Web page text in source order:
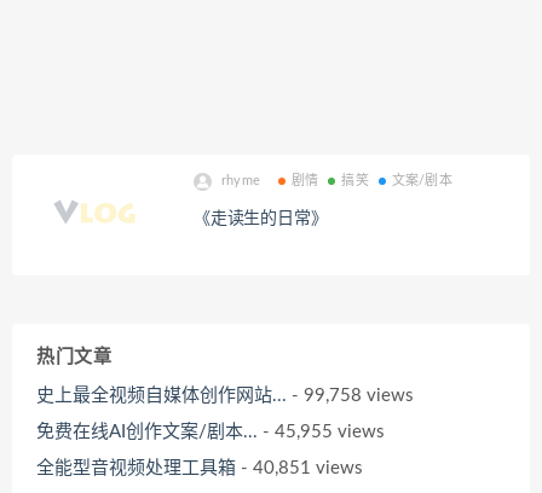
rhyme 剧情 搞笑 文案/剧本
《走读生的日常》
热门文章
史上最全视频自媒体创作网站... - 99,758 views
免费在线AI创作文案/剧本... - 45,955 views
全能型音视频处理工具箱 - 40,851 views